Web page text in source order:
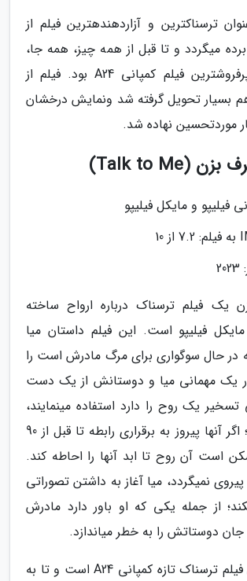
ترسناکترین و آزاردهندهترین فیلم از
میگردد و تا قبل از همه چیز، همه جا،
در یک لحظه پرفروشترین فیلم کمپانی A24 بود. فیلم از
بسیار تحویل گرفته شد ونمایش درخشان
موردتحسین نهاده شد.
فیلیپو و مایکل فیلیپو
یک فیلم ترسناک درباره ارواح ساخته
فیلیپو است. این فیلم داستان میا
در حال سوگواری برای مرگ مادرش است را
یک مهمانی میا و دوستانش از یک دست
تسخیر یک روح را دارد استفاده مینمایند،
اما به یک شرط؛ اگر آنها پیروز به برقراری رابطه تا قبل از 90
است آن روح تا ابد آنها را احاطه کند.
نمیگردد، میا آغاز به داشتن تصوراتی
از جمله یکی که او باور دارد مادرش
دوستاتش را به خطر میاندازد.
با من حرف بزن فیلم ترسناک تازه کمپانی A24 است و تا به